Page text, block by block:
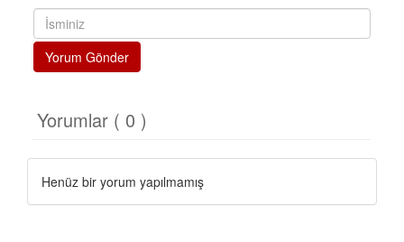
Yorum Gönder
Yorumlar ( 0 )
Henüz bir yorum yapılmamış